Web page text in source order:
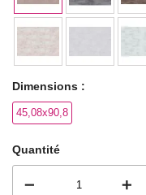
Dimensions :
45,08x90,8
Quantité
remove add